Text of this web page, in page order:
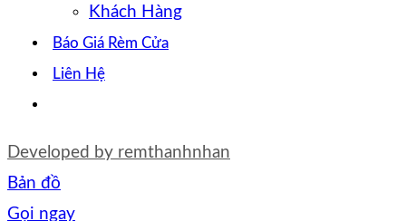
Khách Hàng
Báo Giá Rèm Cửa
Liên Hệ
Developed by remthanhnhan
Bản đồ
Gọi ngay